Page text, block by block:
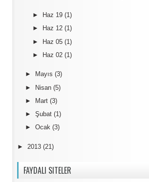
► Haz 19(1)
►
Haz 12(1)
► Haz 05(1)
►
Haz 02(1)
► Mayıs (3)
► Nisan (5)
►
Mart (3)
► Şubat (1)
► Ocak (3)
► 2013 (21)
FAYDALI SITELER